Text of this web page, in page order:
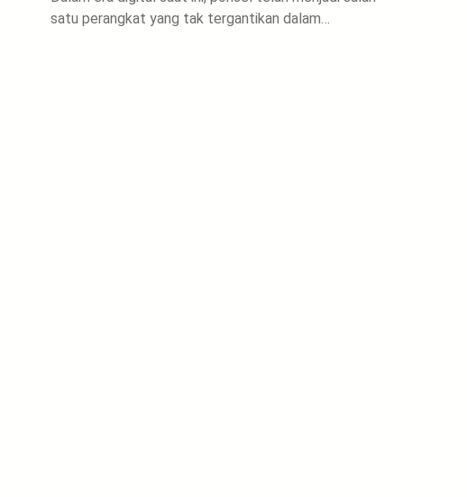
satu perangkat yang tak tergantikan dalam…